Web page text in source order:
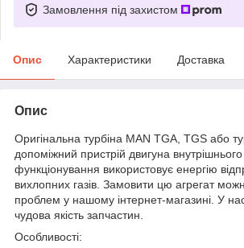
Замовлення під захистом
Опис Характеристики Доставка
Опис
Оригінальна турбіна MAN TGA, TGS або
допоміжний пристрій двигуна
функціонування використовує енергію
вихлопних газів. Замовити цю агрегат
проблем у нашому інтернет-магазині. У нас
чудова якість запчастин.
Особливості: